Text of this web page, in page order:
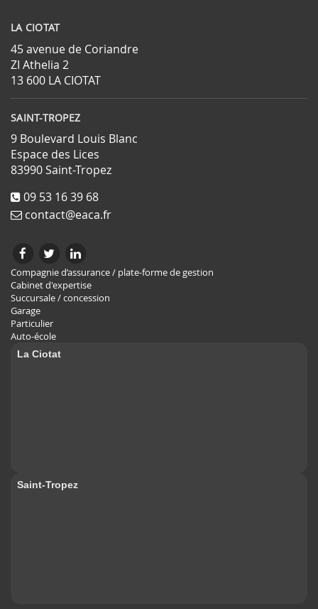
LA CIOTAT
45 avenue de Coriandre
ZI Athelia 2
13 600 LA CIOTAT
SAINT-TROPEZ
9 Boulevard Louis Blanc
Espace des Lices
83990 Saint-Tropez
09 53 16 39 68
contact@eaca.fr
Compagnie d’assurance / plate-forme de gestion
Cabinet d'expertise
Succursale / concession
Garage
Particulier
Auto-école
La Ciotat
Saint-Tropez